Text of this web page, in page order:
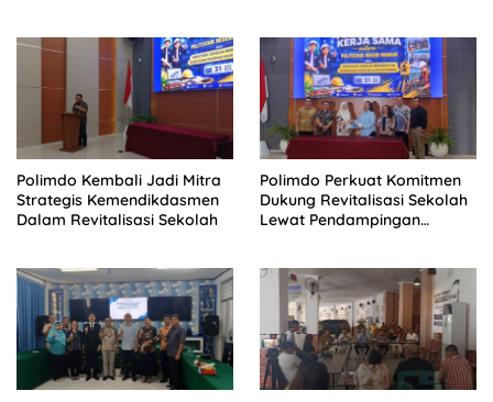
Polimdo Kembali Jadi Mitra
Strategis Kemendikdasmen
Dalam Revitalisasi Sekolah
Polimdo Perkuat Komitmen
Dukung Revitalisasi Sekolah
Lewat Pendampingan